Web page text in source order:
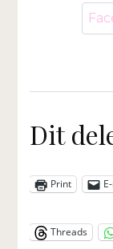
Dit
Print
Threads